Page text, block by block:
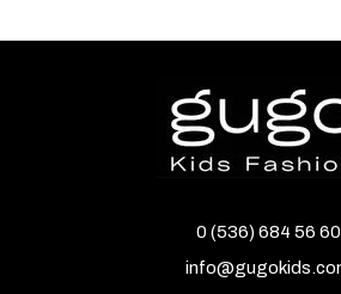
0 (536) 684 56 60